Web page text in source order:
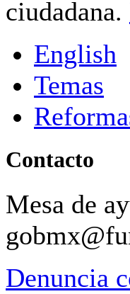
ciudadana.
English
Temas
Contacto
Mesa de
Denuncia